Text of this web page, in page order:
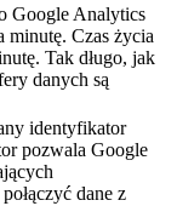
Google Analytics
minutę. Czas życia
Tak długo, jak
danych są
identyfikator
pozwala Google
dane z